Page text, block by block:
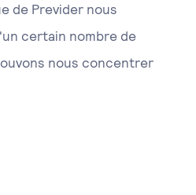
de Previder nous
certain nombre de
nous concentrer